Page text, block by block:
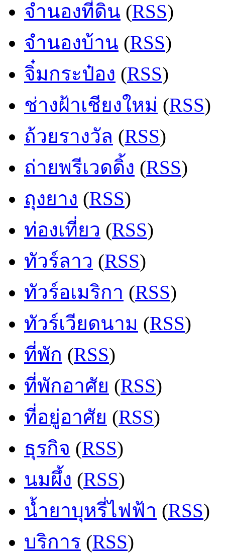
จำนองที่ดิน (RSS)
จำนองบ้าน (RSS)
จิ๋มกระป๋อง (RSS)
ช่างฝ้าเชียงใหม่ (RSS)
ถ้วยรางวัล (RSS)
ถ่ายพรีเวดดิ้ง (RSS)
ถุงยาง (RSS)
ท่องเที่ยว (RSS)
ทัวร์ลาว (RSS)
ทัวร์อเมริกา (RSS)
ทัวร์เวียดนาม (RSS)
ที่พัก (RSS)
ที่พักอาศัย (RSS)
ที่อยู่อาศัย (RSS)
ธุรกิจ (RSS)
นมผึ้ง (RSS)
น้ำยาบุหรี่ไฟฟ้า (RSS)
บริการ (RSS)